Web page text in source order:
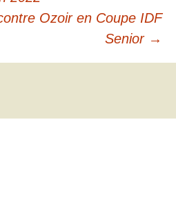
Ozoir en Coupe IDF
Senior →